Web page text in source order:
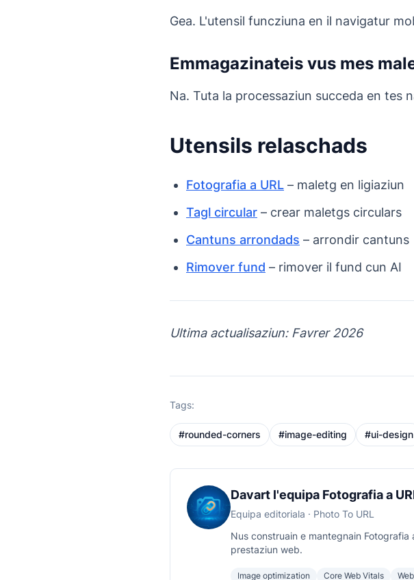
Gea. L'utensil funcziuna en il navigatur
Emmagazinateis vus mes
Na. Tuta la processaziun succeda en tes
Utensils relaschads
Fotografia a URL – maletg en ligiaziun
Tagl circular – crear maletgs circulars
Cantuns arrondads – arrondir cantuns
Rimover fund – rimover il fund cun AI
Ultima actualisaziun: Favrer 2026
Tags:
#rounded-corners #image-editing #ui-design
Davart l'equipa Fotografia a
Equipa editoriala · Photo To URL
Nus construain e mantegnain
prestaziun web.
Image optimization Core Web Vitals